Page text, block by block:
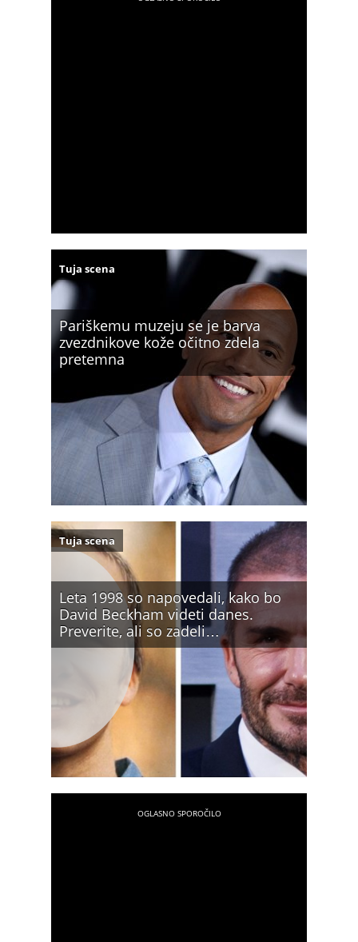
Pariškemu muzeju se je barva
zvezdnikove kože očitno zdela
pretemna
Tuja scena
Leta 1998 so napovedali, kako bo
David Beckham videti danes.
Preverite, ali so zadeli…
Tuja scena